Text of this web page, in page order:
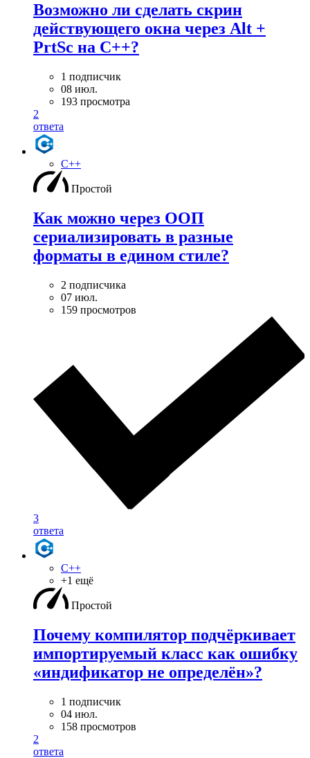
Возможно ли сделать скрин
действующего окна через Alt +
PrtSc на С++?
1 подписчик
08 июл.
193 просмотра
2
ответа
C++
Простой
Как можно через ООП
сериализировать в разные
форматы в едином стиле?
2 подписчика
07 июл.
159 просмотров
3
ответа
C++
+1 ещё
Простой
Почему компилятор подчёркивает
импортируемый класс как ошибку
«индификатор не определён»?
1 подписчик
04 июл.
158 просмотров
2
ответа